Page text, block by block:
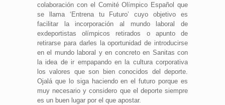
colaboración con el Comité Olímpico Español que
se llama ‘Entrena tu Futuro’ cuyo objetivo es
facilitar la incorporación al mundo laboral de
exdeportistas olímpicos retirados o apunto de
retirarse para darles la oportunidad de introducirse
en el mundo laboral y en concreto en Sanitas con
la idea de ir empapando en la cultura corporativa
los valores que son bien conocidos del deporte.
Ojalá que lo siga haciendo en el futuro porque es
muy necesario y considero que el deporte siempre
es un buen lugar por el que apostar.